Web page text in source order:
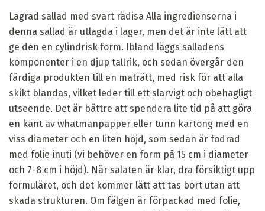
Lagrad sallad med svart rädisa Alla ingredienserna i
denna sallad är utlagda i lager, men det är inte lätt att
ge den en cylindrisk form. Ibland läggs salladens
komponenter i en djup tallrik, och sedan övergår den
färdiga produkten till en maträtt, med risk för att alla
skikt blandas, vilket leder till ett slarvigt och obehagligt
utseende. Det är bättre att spendera lite tid på att göra
en kant av whatmanpapper eller tunn kartong med en
viss diameter och en liten höjd, som sedan är fodrad
med folie inuti (vi behöver en form på 15 cm i diameter
och 7-8 cm i höjd). När salaten är klar, dra försiktigt upp
formuläret, och det kommer lätt att tas bort utan att
skada strukturen. Om fälgen är förpackad med folie,